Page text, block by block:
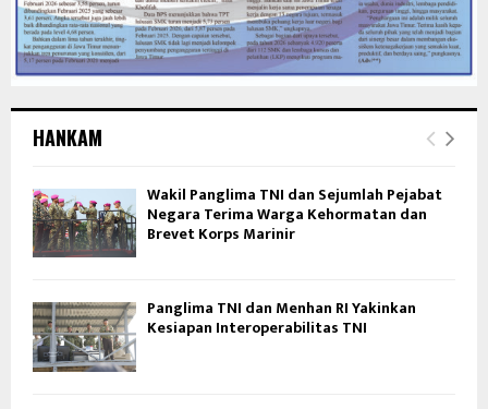
HANKAM
Wakil Panglima TNI dan Sejumlah Pejabat
Negara Terima Warga Kehormatan dan
Brevet Korps Marinir
Panglima TNI dan Menhan RI Yakinkan
Kesiapan Interoperabilitas TNI